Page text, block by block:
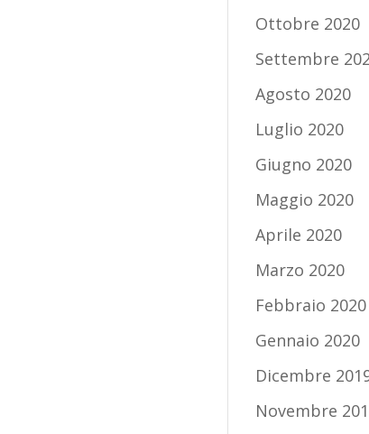
Ottobre 2020
Settembre
Agosto 2020
Luglio 2020
Giugno 2020
Maggio 2020
Aprile 2020
Marzo 2020
Febbraio 2020
Gennaio 2020
Dicembre
Novembre